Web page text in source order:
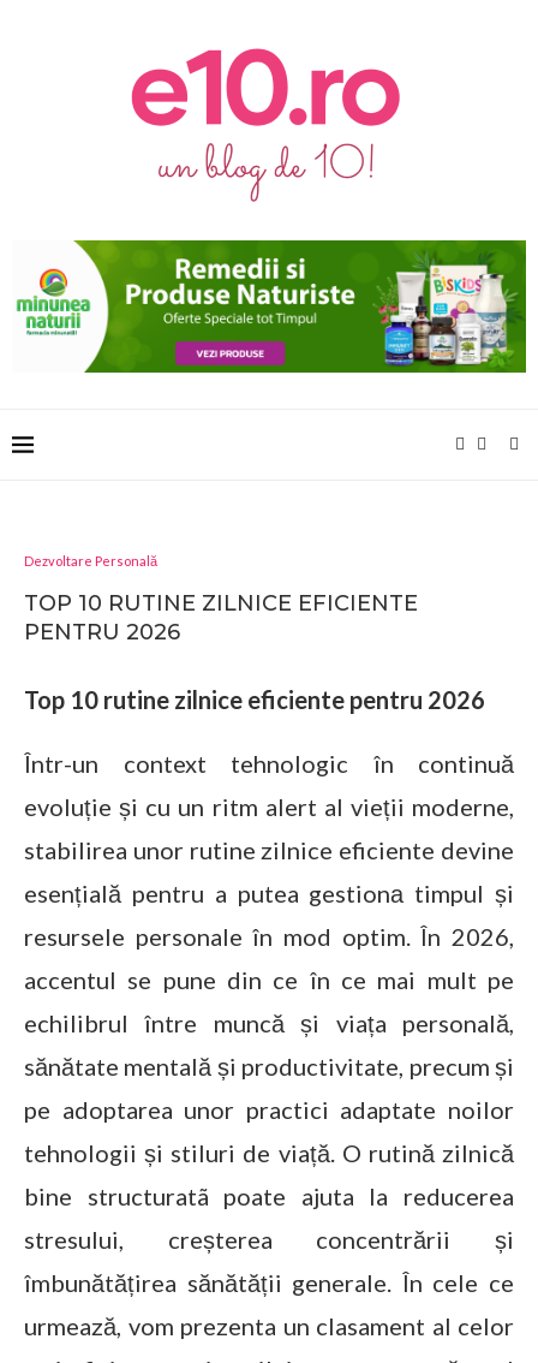
Dezvoltare Personală
TOP 10 RUTINE ZILNICE EFICIENTE
PENTRU 2026
Top 10 rutine zilnice eficiente pentru 2026
Într-un context tehnologic în continuă
evoluție și cu un ritm alert al vieții moderne,
stabilirea unor rutine zilnice eficiente devine
esențială pentru a putea gestionа timpul și
resursele personale în mod optim. În 2026,
accentul se pune din ce în ce mai mult pe
echilibrul între muncă și viața personală,
sănătate mentală și productivitate, precum și
pe adoptarea unor practici adaptate noilor
tehnologii și stiluri de viață. O rutină zilnică
bine structuratã poate ajuta la reducerea
stresului, creșterea concentrării și
îmbunătățirea sănătății generale. În cele ce
urmează, vom prezenta un clasament al celor